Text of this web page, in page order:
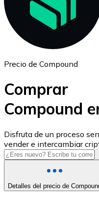
ETH
USD Coin
USDC
Precio de Compound
Comprar
Compound
Disfruta de un proceso
vender e intercambiar
Detalles del precio de